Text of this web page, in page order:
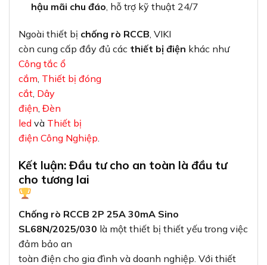
hậu mãi chu đáo, hỗ trợ kỹ thuật 24/7
Ngoài thiết bị chống rò RCCB, VIKI
còn cung cấp đầy đủ các thiết bị điện khác như
Công tắc ổ
cắm, Thiết bị đóng
cắt, Dây
điện, Đèn
led và Thiết bị
điện Công Nghiệp.
Kết luận: Đầu tư cho an toàn là đầu tư
cho tương lai
Chống rò RCCB 2P 25A 30mA Sino
SL68N/2025/030 là một thiết bị thiết yếu trong việc
đảm bảo an
toàn điện cho gia đình và doanh nghiệp. Với thiết